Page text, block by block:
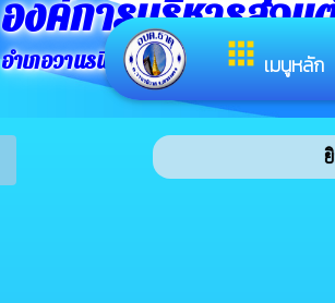
appsเมนูหลัก
องค์การบริหารส่วน
อำเภอวานรนิวาส จังหวัดสกลนคร